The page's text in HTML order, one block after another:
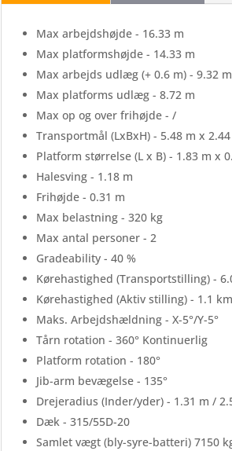
Max arbejdshøjde - 16.33 m
Max platformshøjde - 14.33 m
Max arbejds udlæg (+ 0.6 m) - 9.32 m
Max platforms udlæg - 8.72 m
Max op og over frihøjde - /
Transportmål (LxBxH) - 5.48 m x
Platform størrelse (L x B) - 1.83 m x
Halesving - 1.18 m
Frihøjde - 0.31 m
Max belastning - 320 kg
Max antal personer - 2
Gradeability - 40 %
Kørehastighed (Transportstilling) -
Kørehastighed (Aktiv stilling) - 1.1
Maks. Arbejdshældning - X-5°/Y-5°
Tårn rotation - 360° Kontinuerlig
Platform rotation - 180°
Jib-arm bevægelse - 135°
Drejeradius (Inder/yder) - 1.31 m /
Dæk - 315/55D-20
Samlet vægt (bly-syre-batteri) 7150